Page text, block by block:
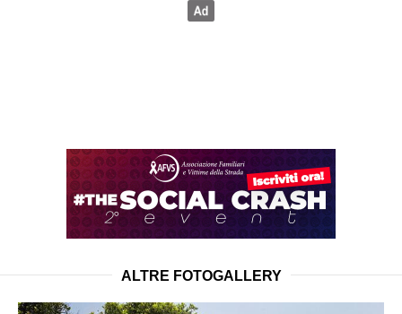
ALTRE FOTOGALLERY